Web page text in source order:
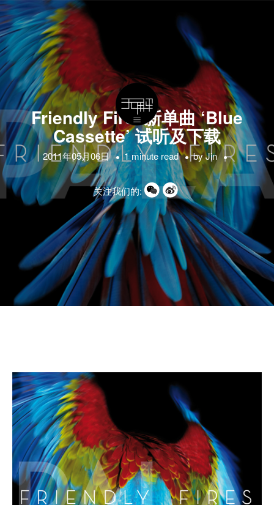
Friendly Fires新单曲 ‘Blue
Cassette’ 试听及下载
2011年05月06日 1 minute read byJin
关注我们的: